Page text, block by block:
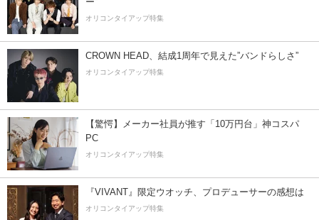
オリコンタイアップ特集
CROWN HEAD、結成1周年で見えた”バンドらしさ”
オリコンタイアップ特集
【驚愕】メーカー社員が推す「10万円台」神コスパ
PC
オリコンタイアップ特集
『VIVANT』限定ウオッチ、プロデューサーの感想は
オリコンタイアップ特集